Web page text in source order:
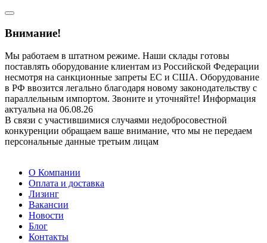
Внимание!
Мы работаем в штатном режиме. Наши склады готовы
поставлять оборудование клиентам из Российской Федерации
несмотря на санкционные запреты ЕС и США. Оборудование
в РФ ввозится легально благодаря новому законодательству с
параллельным импортом. Звоните и уточняйте! Информация
актуальна на 06.08.26
В связи с участившимися случаями недобросовестной
конкуренции обращаем ваше внимание, что мы не передаем
персональные данные третьим лицам
О Компании
Оплата и доставка
Лизинг
Вакансии
Новости
Блог
Контакты